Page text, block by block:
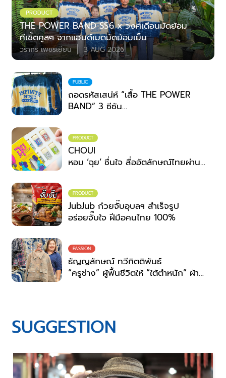
PRODUCT
THE POWER BAND SS6 x วงศ์เดือนมัดย้อม
ทีเชิ้ตคูลๆ จากแฮนด์เมดมัดย้อมเย็น
วรากร เพชรเยียน 3 AUG 2026
PUBLIC
ถอดรหัสเสน่ห์ “เสื้อ THE POWER
BAND” 3 ซีซัน
สวมพลังสร้างสรรค์ที่ไม่สิ้นสุด
PRODUCT
CHOUI
หอม ‘ฉุย’ ชื่นใจ สื่ออัตลักษณ์ไทยผ่าน
PRODUCT
JubJub ก๋วยจั๊บอุบลฯ สำเร็จรูป
อร่อยจั๊บใจ ฝีมือคนไทย 100%
PASSION
ธัญญลักษณ์ ทวีกิตติพันธ์
“ครูช่าง” ผู้ฟื้นชีวิตให้ “ใต้ตำหนัก” ผ้า
SUGGESTION